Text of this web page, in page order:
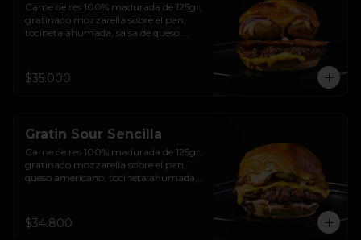
Carne de res 100% madurada de 125gr,
gratinado mozzarella sobre el pan,
tocineta ahumada, salsa de queso
morada, sour cream de sriracha
levemente picante y pan brioche
$35.000
Gratin Sour Sencilla
Carne de res 100% madurada de 125gr,
gratinado mozzarella sobre el pan,
queso americano, tocineta ahumada,
pepinillos y pan brioche sellado.
$34.800